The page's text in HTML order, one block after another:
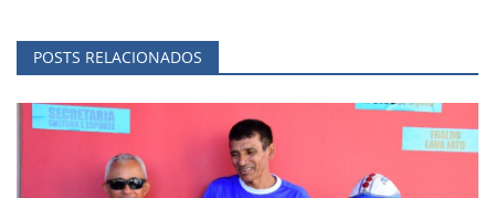
POSTS RELACIONADOS